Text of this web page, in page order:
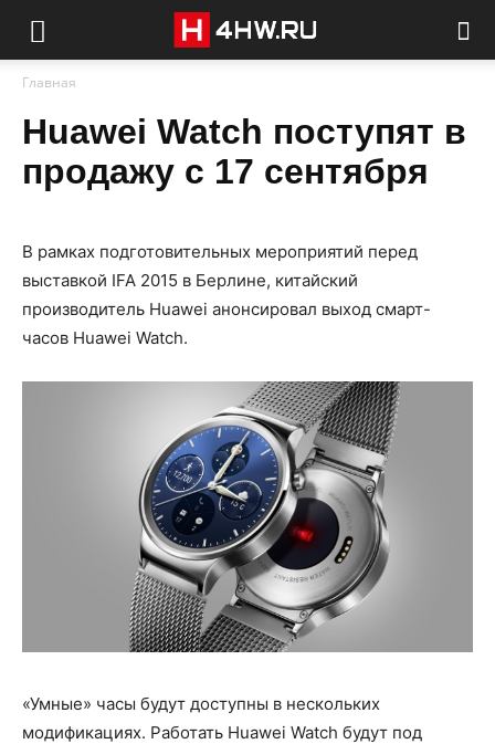
Главная
Huawei Watch поступят в
продажу с 17 сентября
В рамках подготовительных мероприятий перед
выставкой IFA 2015 в Берлине, китайский
производитель Huawei анонсировал выход смарт-
часов Huawei Watch.
«Умные» часы будут доступны в нескольких
модификациях. Работать Huawei Watch будут под